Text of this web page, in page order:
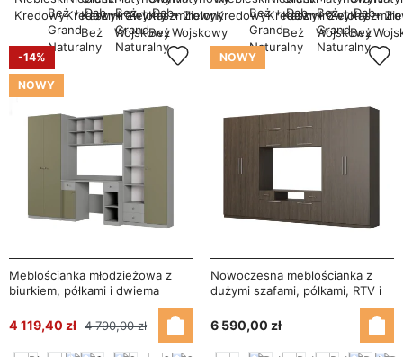
-14%
NOWY
Meblościanka młodzieżowa z
biurkiem, półkami i dwiema
szafami 280×200 cm Szary
Platynowy / Zielony Wojskowy –
BRAVO
4 119,40 zł 4 790,00 zł
NOWY
Nowoczesna meblościanka z
dużymi szafami, półkami, RTV i
szufladami 350×227 cm Dąb
Windmill Dark – SCANDI
6 590,00 zł